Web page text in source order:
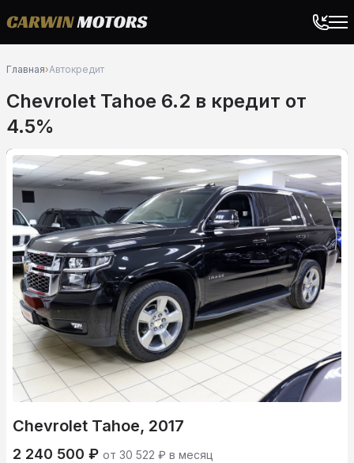
Главная›Автокредит
Chevrolet Tahoe 6.2 в кредит от
4.5%
Chevrolet Tahoe, 2017
2 240 500 ₽ от 30 522 ₽ в месяц